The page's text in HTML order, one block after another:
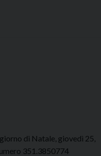
di Natale, giovedì 25,
351.3850774